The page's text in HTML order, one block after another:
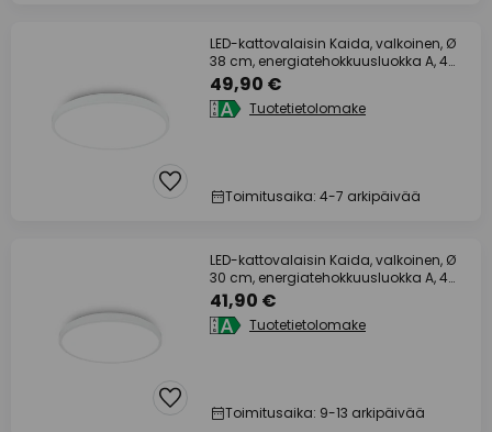
LED-kattovalaisin Kaida, valkoinen, Ø
38 cm, energiatehokkuusluokka A, 4
000 K
49,90 €
Tuotetietolomake
Toimitusaika: 4-7 arkipäivää
LED-kattovalaisin Kaida, valkoinen, Ø
30 cm, energiatehokkuusluokka A, 4
000 K
41,90 €
Tuotetietolomake
Toimitusaika: 9-13 arkipäivää